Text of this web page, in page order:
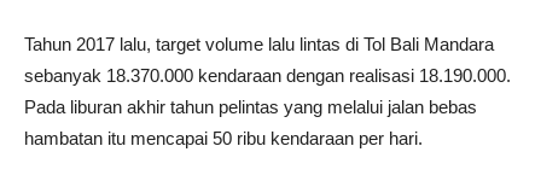
Tahun 2017 lalu, target volume lalu lintas di Tol Bali Mandara
sebanyak 18.370.000 kendaraan dengan realisasi 18.190.000.
Pada liburan akhir tahun pelintas yang melalui jalan bebas
hambatan itu mencapai 50 ribu kendaraan per hari.